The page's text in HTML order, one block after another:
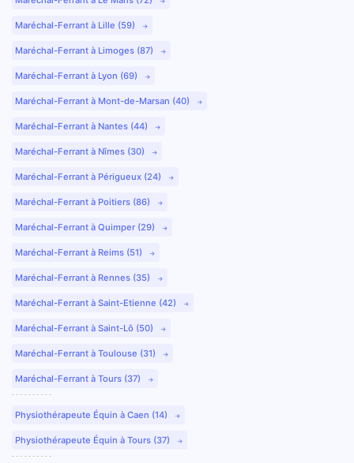
Maréchal-Ferrant à Lille (59)
Maréchal-Ferrant à Limoges (87)
Maréchal-Ferrant à Lyon (69)
Maréchal-Ferrant à Mont-de-Marsan (40)
Maréchal-Ferrant à Nantes (44)
Maréchal-Ferrant à Nîmes (30)
Maréchal-Ferrant à Périgueux (24)
Maréchal-Ferrant à Poitiers (86)
Maréchal-Ferrant à Quimper (29)
Maréchal-Ferrant à Reims (51)
Maréchal-Ferrant à Rennes (35)
Maréchal-Ferrant à Saint-Etienne (42)
Maréchal-Ferrant à Saint-Lô (50)
Maréchal-Ferrant à Toulouse (31)
Maréchal-Ferrant à Tours (37)
Physiothérapeute Équin à Caen (14)
Physiothérapeute Équin à Tours (37)